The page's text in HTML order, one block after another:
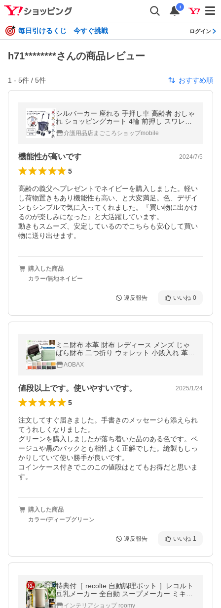
i
毎日引けるくじ 今すぐ挑戦 ログイン
h71********さんの商品レビュー
1 - 5件 / 5件 おすすめ順
シルバーカー 座れる 手押し車 高齢者 おしゃ
れ ショッピングカート 4輪 前押し スワレル
AS-0275 ユーバ産業 折りたたみ 買い物カー
ト シニアカー
介護用品店まごころショップmobile
機能性が高いです 2024/7/5
5
高齢の義父へプレゼントでネイビーを購入しました。軽い
し荷物置きもあり機能性も高い、と大変満足。色、デザイ
ンもシンプルで気に入ってくれました。『買い物に出かけ
るのが楽しみになった』と大活躍しています。
動きもスムーズ、安定しているのでこちらも安心して買い
購入した商品
カラー/無地ネイビー
違反報告 いいね 0
ミニ財布 本革 財布 レディース メンズ じゃ
ばら財布 二つ折り ウォレット 小銭入れ 革
高級感 シンプル グレー ベージュ ピンク グ
リーン イエロー ブラウン
AOBAX
値段以上です。使いやすいです。 2025/1/24
5
注文してすぐ届きました。手書きのメッセージも添えられ
てうれしくなりました。
グリーンを購入しましたが落ち着いた品のある色です。ベ
ージュや黒のバックとも相性よく正解でした。縫製もしっ
かりしていて使い勝手が良いです。
コインケース付きでこのこの値段はとてもお得だと思いま
す。
購入した商品
カラー/ディープグリーン
違反報告 いいね 1
特典付［ recolte 自動調理ポット ］レコルト
豆乳メーカー 全自動 スープメーカー ミキサ
ー ブレンダー 氷も砕ける 自動 保温 スープ
インテリアショップ roomy